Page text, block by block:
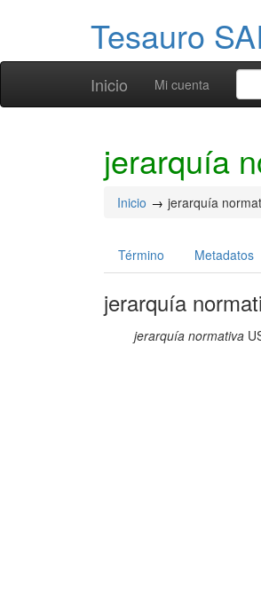
Tesauro
Inicio Mi cuenta
jerarquía
Inicio jerarquía
Término Metadatos
jerarquía
jerarquía normativa